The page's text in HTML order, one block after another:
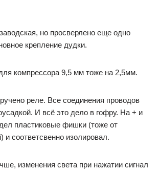
но просверлено еще одно
крепление дудки.
компрессора 9,5 мм тоже на 2,5мм.
реле. Все соединения проводов
И всё это дело в гофру. На + и
пластиковые фишки (тоже от
и соответсвенно изолировал.
изменения света при нажатии сигнал